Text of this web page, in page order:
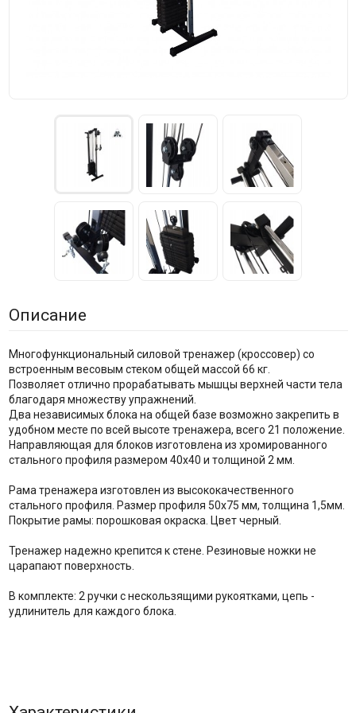
Описание
Многофункциональный силовой тренажер (кроссовер) со
встроенным весовым стеком общей массой 66 кг.
Позволяет отлично прорабатывать мышцы верхней части тела
благодаря множеству упражнений.
Два независимых блока на общей базе возможно закрепить в
удобном месте по всей высоте тренажера, всего 21 положение.
Направляющая для блоков изготовлена из хромированного
стального профиля размером 40х40 и толщиной 2 мм.
Рама тренажера изготовлен из высококачественного
стального профиля. Размер профиля 50х75 мм, толщина 1,5мм.
Покрытие рамы: порошковая окраска. Цвет черный.
Тренажер надежно крепится к стене. Резиновые ножки не
царапают поверхность.
В комплекте: 2 ручки с нескользящими рукоятками, цепь -
удлинитель для каждого блока.